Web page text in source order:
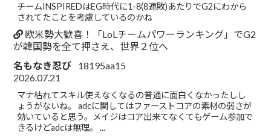
チームINSPIREDはEG時代に1-8(8連敗)あたりでG2にわから
されてたことを考慮しているのかね
欧米勢大歓喜！「LoLチームパワーランキング」でG2
が韓国勢を全て押さえ、世界２位へ
名もなき忍び
18195aa15
2026.07.21
マナ枯れてスキル使えなくなるの普通に面白くなかったしし
ょうがないね。 adcに関してはファーストコアの素材の弱さが
効いていると思う。メイジはコア出来てなくてもゲーム参加で
きるけどadcは無理。 ...